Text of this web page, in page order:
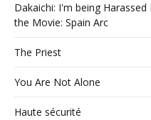
Dakaichi: I'm being
the Movie: Spain Arc
The Priest
You Are Not Alone
Haute sécurité